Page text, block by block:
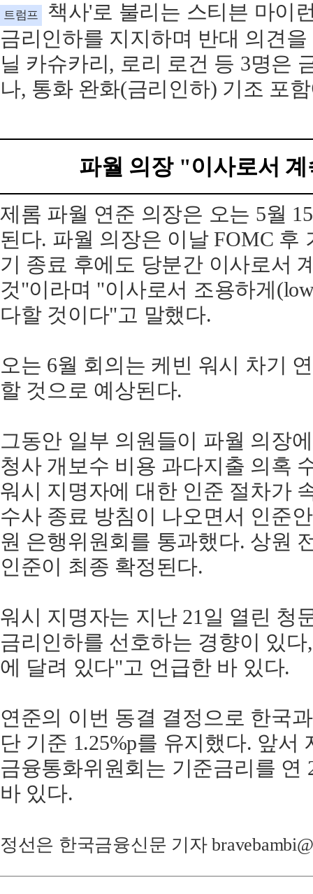
트럼프
책사'로 불리는 스티븐 마이
금리인하를 지지하며 반대 의견
닐 카슈카리, 로리 로건 등 3명은
나, 통화 완화(금리인하) 기조 포
파월 의장 "이사로서
제롬 파월 연준 의장은 오는 5월
된다. 파월 의장은 이날 FOMC 후
기 종료 후에도 당분간 이사로서
것"이라며 "이사로서 조용하게
다할 것이다"고 말했다.
오는 6월 회의는 케빈 워시 차기
할 것으로 예상된다.
그동안 일부 의원들이 파월 의장
청사 개보수 비용 과다지출 의혹
워시 지명자에 대한 인준 절차가
수사 종료 방침이 나오면서 인준
원 은행위원회를 통과했다. 상원
인준이 최종 확정된다.
워시 지명자는 지난 21일 열린 청
금리인하를 선호하는 경향이 있
에 달려 있다"고 언급한 바 있다.
연준의 이번 동결 결정으로 한국
단 기준 1.25%p를 유지했다. 앞서
금융통화위원회는 기준금리를 연
바 있다.
정선은 한국금융신문 기자